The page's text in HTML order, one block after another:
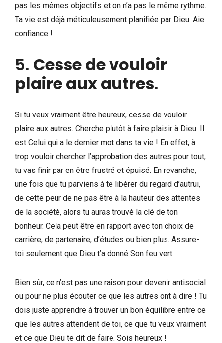
pas les mêmes objectifs et on n’a pas le même rythme.
Ta vie est déjà méticuleusement planifiée par Dieu. Aie
confiance !
5. Cesse de vouloir
plaire aux autres.
Si tu veux vraiment être heureux, cesse de vouloir
plaire aux autres. Cherche plutôt à faire plaisir à Dieu. Il
est Celui qui a le dernier mot dans ta vie ! En effet, à
trop vouloir chercher l’approbation des autres pour tout,
tu vas finir par en être frustré et épuisé. En revanche,
une fois que tu parviens à te libérer du regard d’autrui,
de cette peur de ne pas être à la hauteur des attentes
de la société, alors tu auras trouvé la clé de ton
bonheur. Cela peut être en rapport avec ton choix de
carrière, de partenaire, d’études ou bien plus. Assure-
toi seulement que Dieu t’a donné Son feu vert.
Bien sûr, ce n’est pas une raison pour devenir antisocial
ou pour ne plus écouter ce que les autres ont à dire ! Tu
dois juste apprendre à trouver un bon équilibre entre ce
que les autres attendent de toi, ce que tu veux vraiment
et ce que Dieu te dit de faire. Sois heureux !